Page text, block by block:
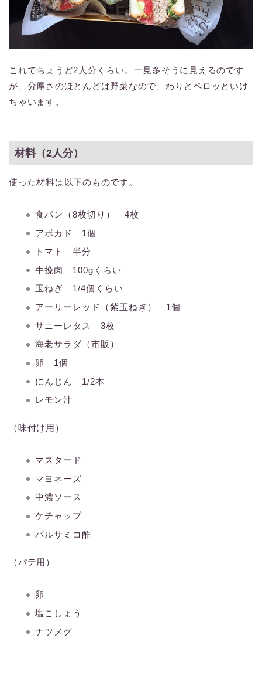
これでちょうど2人分くらい。一見多そうに見えるのです
が、分厚さのほとんどは野菜なので、わりとペロッといけ
ちゃいます。
材料（2人分）
使った材料は以下のものです。
食パン（8枚切り） 4枚
アボカド 1個
トマト 半分
牛挽肉 100gくらい
玉ねぎ 1/4個くらい
アーリーレッド（紫玉ねぎ） 1個
サニーレタス 3枚
海老サラダ（市販）
卵 1個
にんじん 1/2本
レモン汁
（味付け用）
マスタード
マヨネーズ
中濃ソース
ケチャップ
バルサミコ酢
（パテ用）
卵
塩こしょう
ナツメグ